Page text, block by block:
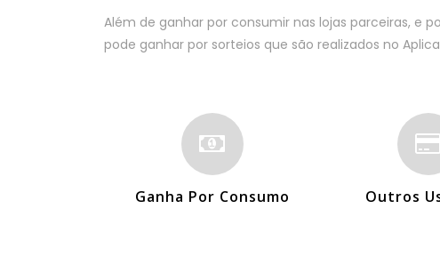
Além de ganhar por consumir nas lojas parceiras, e
pode ganhar por sorteios que são realizados no
Ganha Por Consumo Outros